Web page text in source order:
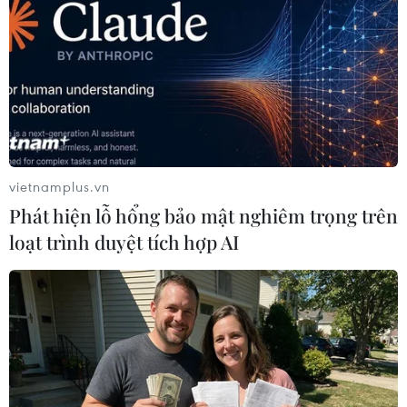
với ngành Xuất bản, ngành Giáo dục đẩy mạnh
tuyên truyền, nâng cao nhận thức về tác hại,
hậu quả của vấn nạn in, phát hành sách lậu
dưới các hình thức, nói "Không" với xuất bản
phẩm lậu, quyết tâm bài trừ xuất bản phẩm
lậu./.
vietnamplus.vn
Phát hiện lỗ hổng bảo mật nghiêm trọng trên
loạt trình duyệt tích hợp AI